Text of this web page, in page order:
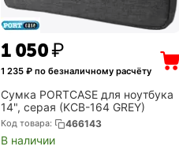
1 050₽
1 235₽ по безналичному расчёту
Сумка PORTCASE для ноутбука
14", серая (KCB-164 GREY)
Код товара: 466143
В наличии